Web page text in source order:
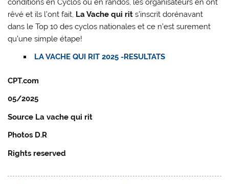
conditions en Cyclos ou en randos, les organisateurs en ont
rêvé et ils l’ont fait, La Vache qui rit s’inscrit dorénavant
dans le Top 10 des cyclos nationales et ce n’est surement
qu’une simple étape!
LA VACHE QUI RIT 2025 -RESULTATS
CPT.com
05/2025
Source La vache qui rit
Photos D.R
Rights reserved